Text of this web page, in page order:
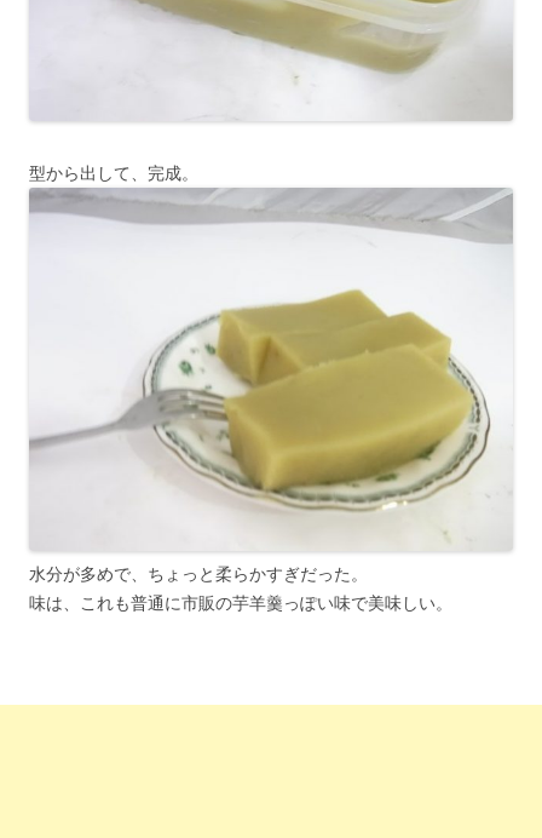
型から出して、完成。
水分が多めで、ちょっと柔らかすぎだった。
味は、これも普通に市販の芋羊羹っぽい味で美味しい。